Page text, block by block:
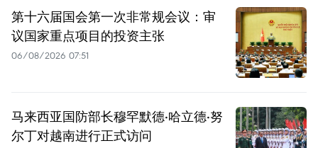
第十六届国会第一次非常规会议：审
议国家重点项目的投资主张
06/08/2026 07:51
马来西亚国防部长穆罕默德·哈立德·努
尔丁对越南进行正式访问